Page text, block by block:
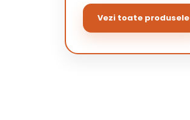
Vezi toate produsele